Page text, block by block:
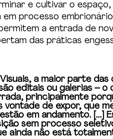
e cultivar o
em processo
a entrada de
das práticas
a maior parte
editais ou galerias –
principalmente
vontade de expor, que
em andamento. [...]
sem processo
ainda não está